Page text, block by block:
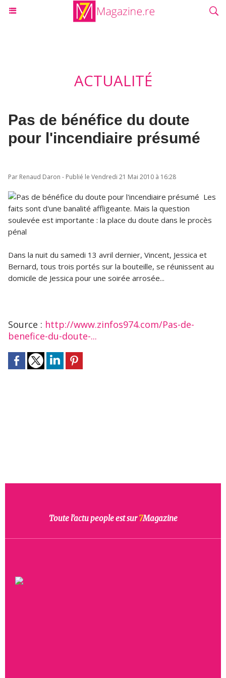
ACTUALITÉ
Pas de bénéfice du doute
pour l'incendiaire présumé
Par Renaud Daron - Publié le Vendredi 21 Mai 2010 à 16:28
Les
faits sont d'une banalité affligeante. Mais la question
soulevée est importante : la place du doute dans le procès
pénal
Dans la nuit du samedi 13 avril dernier, Vincent, Jessica et
Bernard, tous trois portés sur la bouteille, se réunissent au
domicile de Jessica pour une soirée arrosée...
Source : http://www.zinfos974.com/Pas-de-
benefice-du-doute-...
Toute l’actu people est sur7Magazine